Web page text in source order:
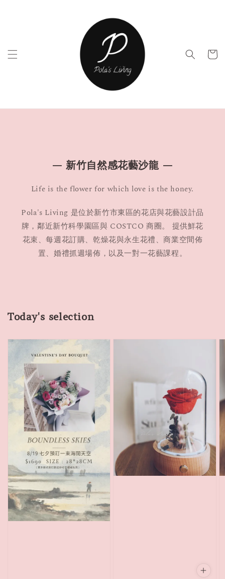
— 新竹自然感花藝沙龍 —
Life is the flower for which love is the honey.
Pola's Living 是位於新竹市東區的花店與花藝設計品
牌，鄰近新竹科學園區與 COSTCO 商圈。 提供鮮花
花束、每週花訂購、乾燥花與永生花禮、商業空間佈
置、婚禮抓週場佈，以及一對一花藝課程。
Today's selection